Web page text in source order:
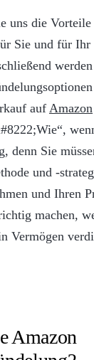
uns die
Sie und für Ihr
auf Amazon
denn Sie
und -
und Ihren
machen,
Vermögen
Amazon